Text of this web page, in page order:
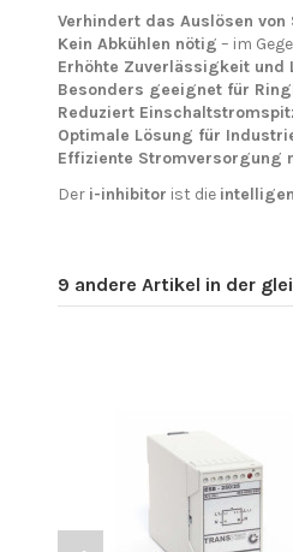
Verhindert das Auslösen von
Kein Abkühlen nötig – im
Erhöhte Zuverlässigkeit und
Besonders geeignet für
Reduziert
Optimale Lösung für
Effiziente Stromversorgung
Der i-inhibitor ist die
9 andere Artikel in der